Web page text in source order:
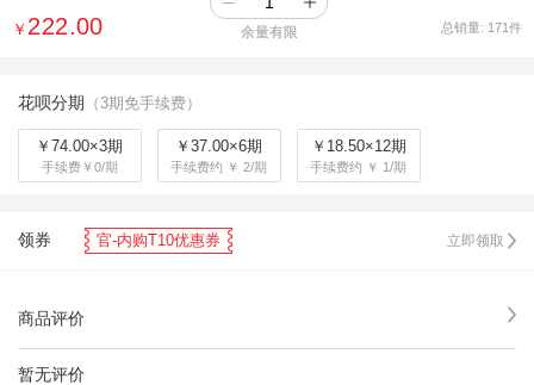
￥ 222.00 余量有限 总销量: 171件
花呗分期 （3期免手续费）
￥74.00×3期
手续费￥0/期
￥37.00×6期
手续费约 ￥ 2/期
￥18.50×12期
手续费约 ￥ 1/期
领券 官-内购T10优惠券 立即领取
商品评价
暂无评价